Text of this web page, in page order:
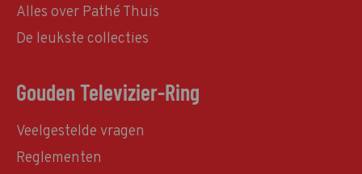
Alles over Pathé Thuis
De leukste collecties
Gouden Televizier-Ring
Veelgestelde vragen
Reglementen